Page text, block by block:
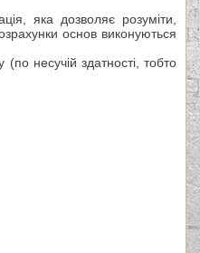
яка дозволяє розуміти,
основ виконуються
несучій здатності, тобто